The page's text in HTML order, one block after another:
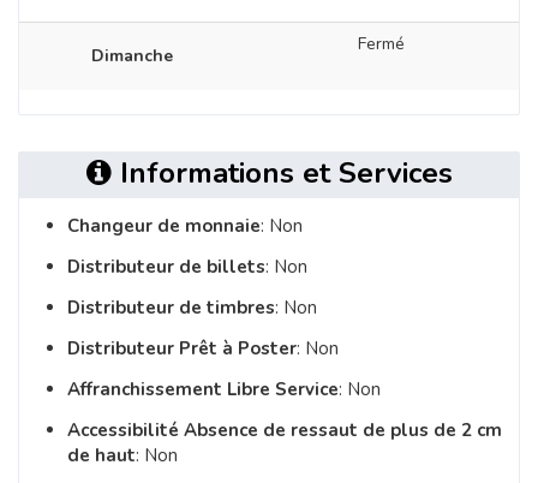
Dimanche
Fermé
Informations et Services
Changeur de monnaie: Non
Distributeur de billets: Non
Distributeur de timbres: Non
Distributeur Prêt à Poster: Non
Affranchissement Libre Service: Non
Accessibilité Absence de ressaut de plus de 2 cm
de haut: Non